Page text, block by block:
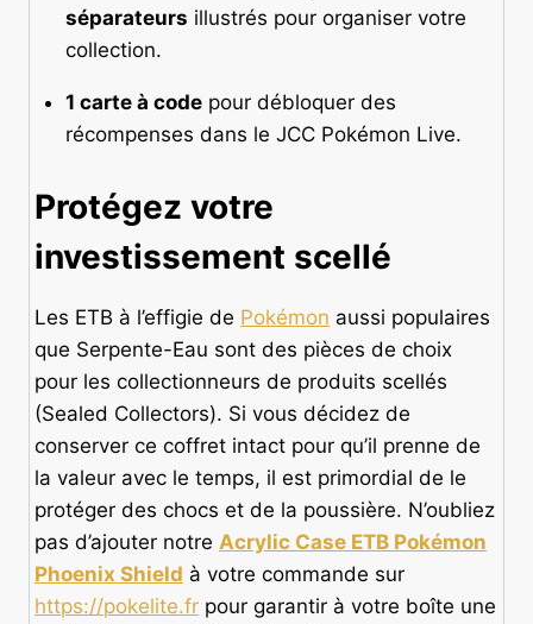
séparateurs illustrés pour organiser votre
collection.
1 carte à codepour débloquer des
récompenses dans le JCC Pokémon Live.
Protégez votre
investissement scellé
Les ETB à l’effigie de Pokémon aussi populaires
que Serpente-Eau sont des pièces de choix
pour les collectionneurs de produits scellés
(Sealed Collectors). Si vous décidez de
conserver ce coffret intact pour qu’il prenne de
la valeur avec le temps, il est primordial de le
protéger des chocs et de la poussière. N’oubliez
pas d’ajouter notre Acrylic Case ETB Pokémon
Phoenix Shield à votre commande sur
https://pokelite.fr pour garantir à votre boîte une